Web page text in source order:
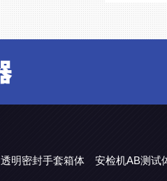
透明密封手套箱体 安检机AB测试